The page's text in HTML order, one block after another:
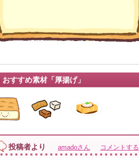
おすすめ素材「厚揚げ」
投稿者より amadoさん コメントする